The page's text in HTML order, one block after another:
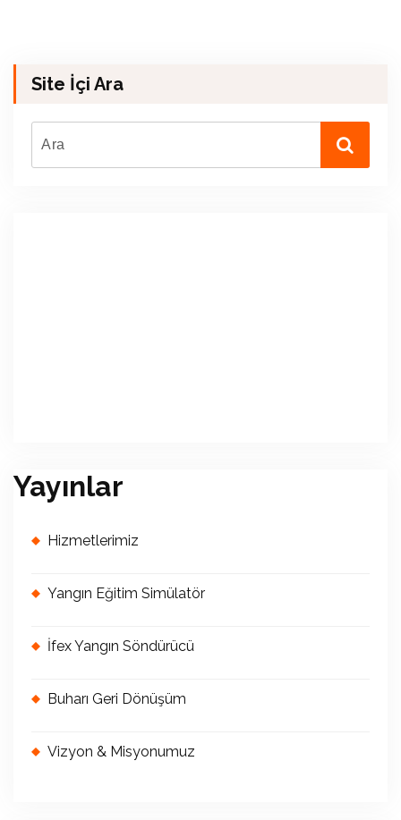
Site İçi Ara
Yayınlar
Hizmetlerimiz
Yangın Eğitim Simülatör
İfex Yangın Söndürücü
Buharı Geri Dönüşüm
Vizyon & Misyonumuz